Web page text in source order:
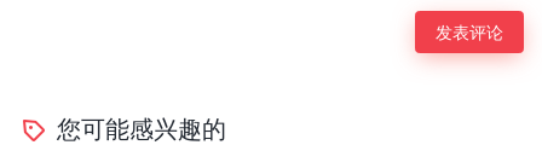
您可能感兴趣的